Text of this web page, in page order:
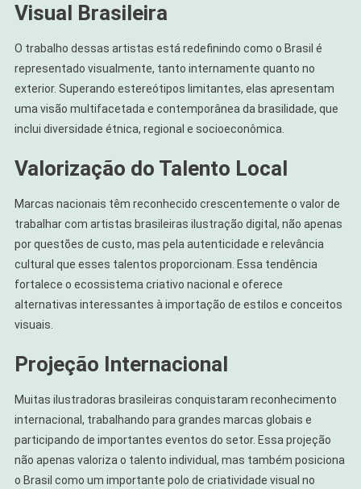
Visual Brasileira
O trabalho dessas artistas está redefinindo como o Brasil é
representado visualmente, tanto internamente quanto no
exterior. Superando estereótipos limitantes, elas apresentam
uma visão multifacetada e contemporânea da brasilidade, que
inclui diversidade étnica, regional e socioeconômica.
Valorização do Talento Local
Marcas nacionais têm reconhecido crescentemente o valor de
trabalhar com artistas brasileiras ilustração digital, não apenas
por questões de custo, mas pela autenticidade e relevância
cultural que esses talentos proporcionam. Essa tendência
fortalece o ecossistema criativo nacional e oferece
alternativas interessantes à importação de estilos e conceitos
visuais.
Projeção Internacional
Muitas ilustradoras brasileiras conquistaram reconhecimento
internacional, trabalhando para grandes marcas globais e
participando de importantes eventos do setor. Essa projeção
não apenas valoriza o talento individual, mas também posiciona
o Brasil como um importante polo de criatividade visual no